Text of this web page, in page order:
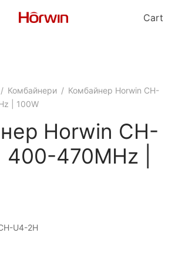
Cart
/ Комбайнери / Комбайнер Horwin CH-
| 100W
Horwin CH-
470MHz |
U4-2H